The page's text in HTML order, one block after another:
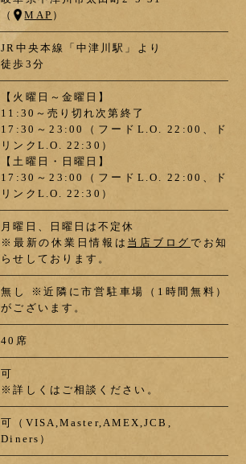
（
MAP ）
JR中央本線「中津川駅」より
徒歩3分
【火曜日～金曜日】
11:30～売り切れ次第終了
17:30～23:00
（フードL.O. 22:00、ド
リンクL.O. 22:30）
【土曜日・日曜日】
17:30～23:00
（フードL.O. 22:00、ド
リンクL.O. 22:30）
月曜日、日曜日は不定休
※最新の休業日情報は 当店ブログでお知
らせしております。
無し ※近隣に市営駐車場（1時間無料）
がございます。
40席
可
※詳しくはご相談ください。
可（VISA,Master,AMEX,JCB,
Diners）